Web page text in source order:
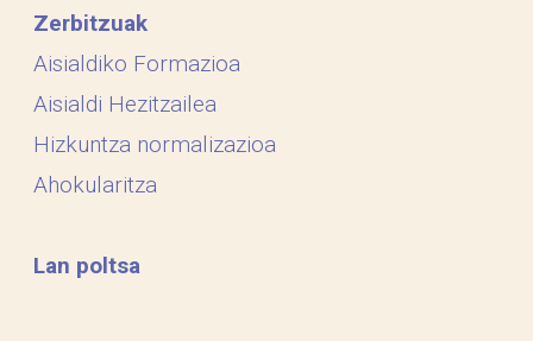
Zerbitzuak
Aisialdiko Formazioa
Aisialdi Hezitzailea
Hizkuntza normalizazioa
Ahokularitza
Lan poltsa